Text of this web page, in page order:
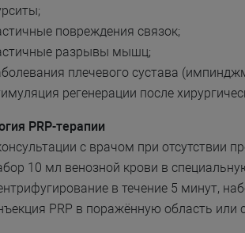
повреждения связок;
разрывы мышц;
плечевого сустава
регенерации после
PRP-терапии
с врачом при отсутствии
10 мл венозной крови в
в течение 5 минут,
PRP в поражённую область или